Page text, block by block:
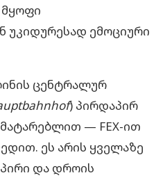
მყოფი
უკიდურესად ემოციური
ცენტრალურ
) პირდაპირ
— FEX-ით
ეს არის ყველაზე
და დროის